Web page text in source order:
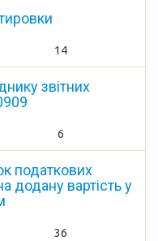
14
звітних
6
податкових
додану вартість у
36